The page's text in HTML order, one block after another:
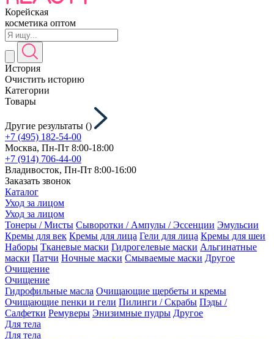
Корейская
косметика оптом
История
Очистить историю
Категории
Товары
Другие результаты ()
+7 (495) 182-54-00
Москва, Пн-Пт 8:00-18:00
+7 (914) 706-44-00
Владивосток, Пн-Пт 8:00-16:00
Заказать звонок
Каталог
Уход за лицом
Уход за лицом
Тонеры / Мисты Сыворотки / Ампулы / Эссенции Эмульсии
Кремы для век Кремы для лица Гели для лица Кремы для шеи
Наборы Тканевые маски Гидрогелевые маски Альгинатные
маски Патчи Ночные маски Смываемые маски Другое
Очищение
Очищение
Гидрофильные масла Очищающие щербеты и кремы
Очищающие пенки и гели Пилинги / Скрабы Пэды /
Салфетки Ремуверы Энизимные пудры Другое
Для тела
Для тела